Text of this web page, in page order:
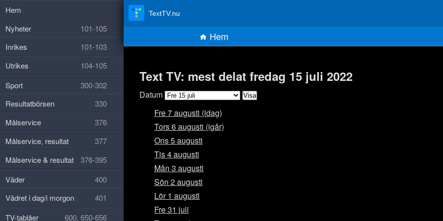
Text TV: mest delat fredag 15 juli 2022
Datum
Fre 7 augusti (idag)
Tors 6 augusti (igår)
Ons 5 augusti
Tis 4 augusti
Mån 3 augusti
Sön 2 augusti
Lör 1 augusti
Fre 31 juli
TextTV.nu
Hem
Hem
Nyheter
101-105
Inrikes
101-103
Utrikes
104-105
Sport
300-302
Resultatbörsen
330
Målservice
376
Målservice, resultat
377
Målservice & resultat
376-395
Väder
400
Vädret i dag/i morgon
401
TV-tablåer
600, 650-656